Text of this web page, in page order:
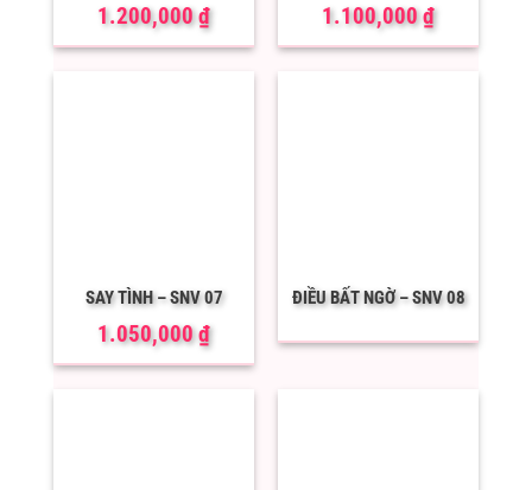
1.200,000₫ 1.100,000₫
SAY TÌNH – SNV 07
1.050,000₫
ĐIỀU BẤT NGỜ – SNV 08